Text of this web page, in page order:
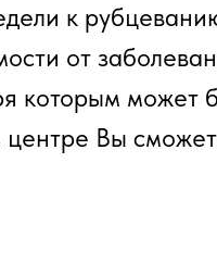
к
от
которым
Вы